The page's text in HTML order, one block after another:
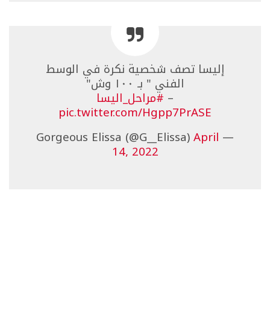
إليسا تصف شخصية نكرة في الوسط
الفني " بـ ١٠٠ وش"
– #مراحل_اليسا
pic.twitter.com/Hgpp7PrASE
— Gorgeous Elissa (@G__Elissa)
April
14, 2022